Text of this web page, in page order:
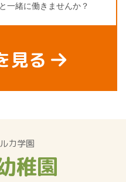
一緒に働きませんか？
見る
カ学園
稚園